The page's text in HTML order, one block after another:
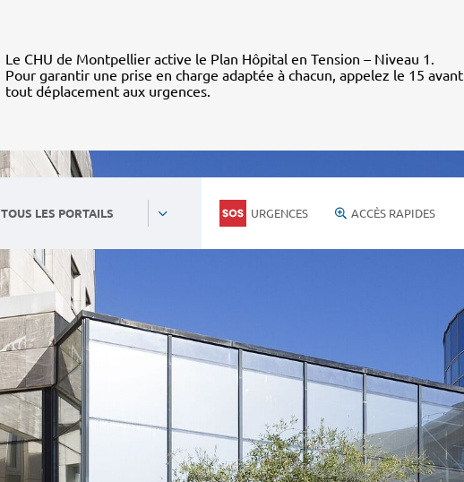
Le CHU de Montpellier active le Plan Hôpital en Tension – Niveau 1.
Pour garantir une prise en charge adaptée à chacun, appelez le 15 avant
tout déplacement aux urgences.
TOUS LES PORTAILS URGENCES ACCÈS RAPIDES